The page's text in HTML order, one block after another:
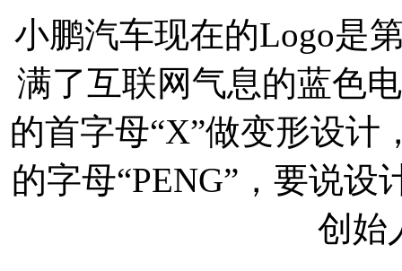
小鹏汽车现在的Logo是
满了互联网气息的蓝色
的首字母“X”做变形设计
的字母“PENG”，要说
创始